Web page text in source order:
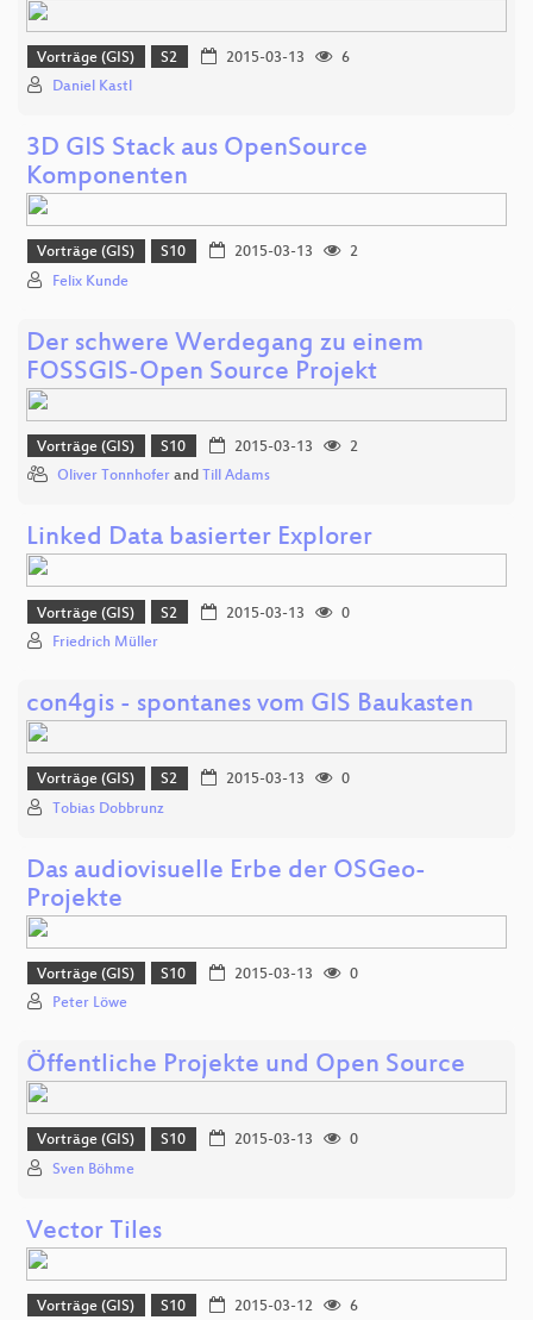
Vorträge (GIS) S2 2015-03-13
6
Daniel Kastl
3D GIS Stack aus OpenSource
Komponenten
Vorträge (GIS) S10 2015-03-13
2
Felix Kunde
Der schwere Werdegang zu einem
FOSSGIS-Open Source Projekt
Vorträge (GIS) S10 2015-03-13
2
Oliver Tonnhofer and Till Adams
Linked Data basierter Explorer
Vorträge (GIS) S2 2015-03-13
0
Friedrich Müller
con4gis - spontanes vom GIS Baukasten
Vorträge (GIS) S2 2015-03-13
0
Tobias Dobbrunz
Das audiovisuelle Erbe der OSGeo-
Projekte
Vorträge (GIS) S10 2015-03-13
0
Peter Löwe
Öffentliche Projekte und Open Source
Vorträge (GIS) S10 2015-03-13
0
Sven Böhme
Vector Tiles
Vorträge (GIS) S10 2015-03-12
6